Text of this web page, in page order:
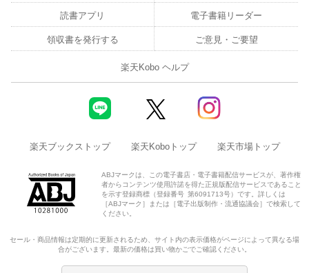
読書アプリ 電子書籍リーダー
領収書を発行する ご意見・ご要望
楽天Kobo ヘルプ
楽天ブックストップ 楽天Koboトップ 楽天市場トップ
ABJマークは、この電子書店・電子書籍配信サービスが、著作権
者からコンテンツ使用許諾を得た正規版配信サービスであること
を示す登録商標（登録番号 第6091713号）です。詳しくは
［ABJマーク］または［電子出版制作・流通協議会］で検索して
ください。
セール・商品情報は定期的に更新されるため、サイト内の表示価格がページによって異なる場
合がございます。最新の価格は買い物かごでご確認ください。